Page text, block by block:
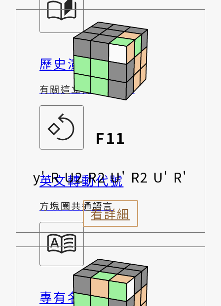
歷史演變
有關這立方體的一切
英文轉動代號
方塊圈共通語言
專有名詞字典
F11
y' R U2 R2 U' R2 U' R'
看詳細